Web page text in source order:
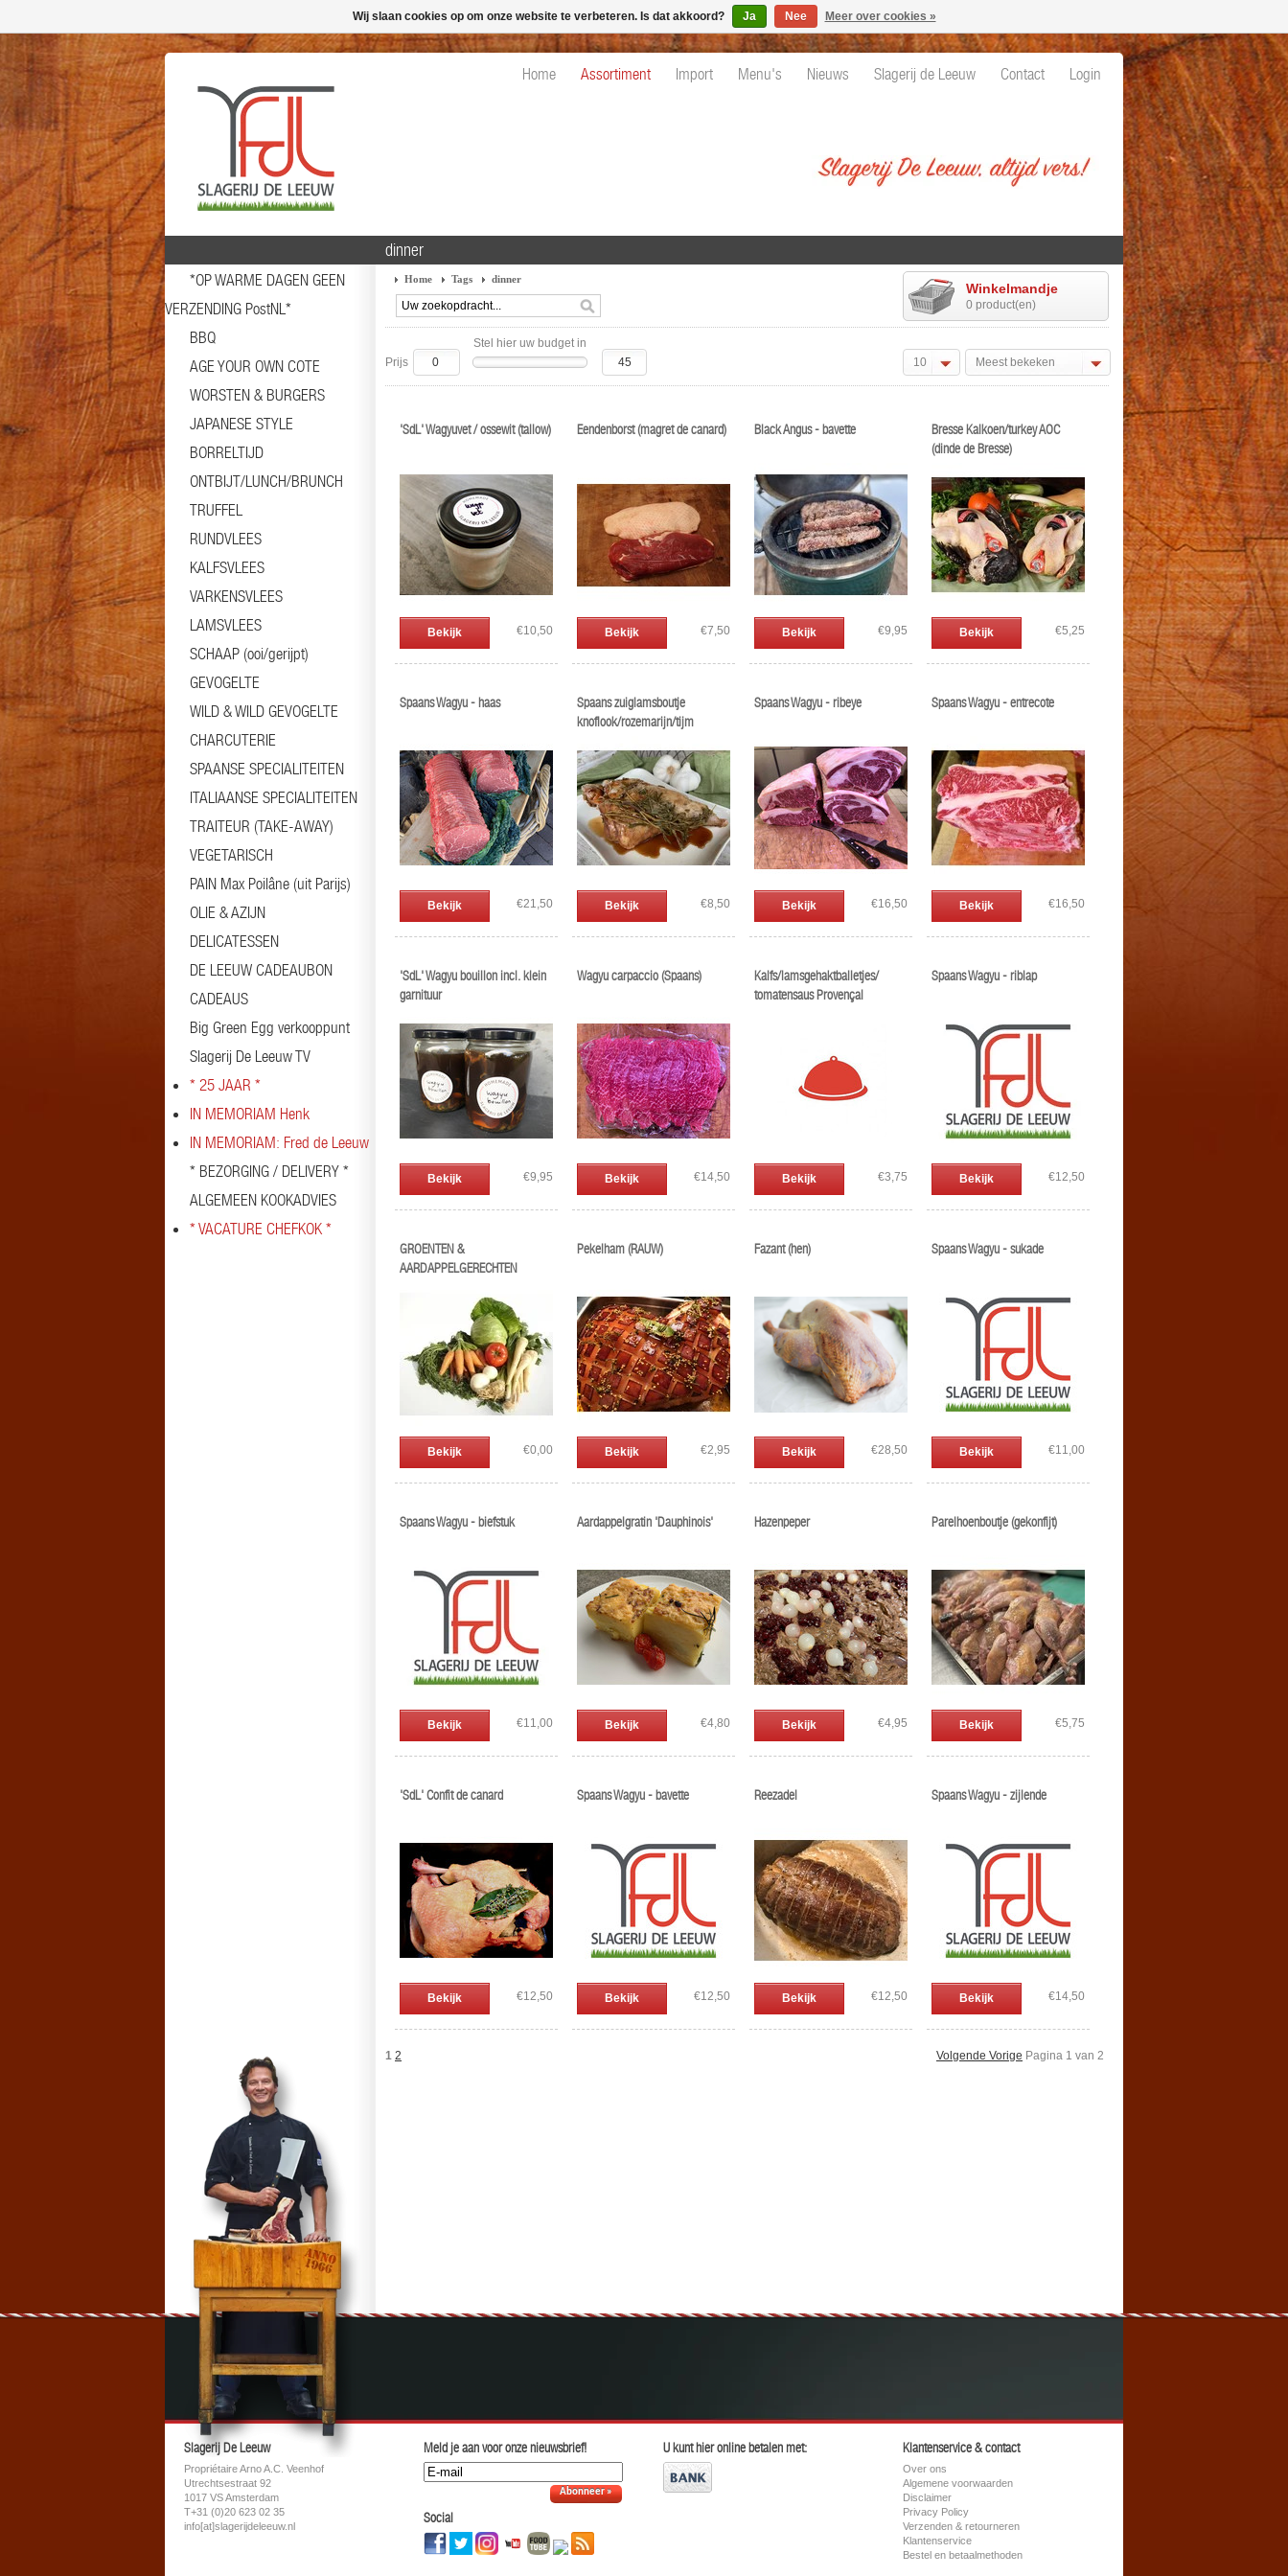
Home Assortiment Import Menu's Nieuws Slagerij de Leeuw Contact Login
*OP WARME DAGEN GEEN
VERZENDING PostNL*
BBQ
AGE YOUR OWN COTE
WORSTEN & BURGERS
JAPANESE STYLE
BORRELTIJD
ONTBIJT/LUNCH/BRUNCH
TRUFFEL
RUNDVLEES
KALFSVLEES
VARKENSVLEES
LAMSVLEES
SCHAAP (ooi/gerijpt)
GEVOGELTE
WILD & WILD GEVOGELTE
CHARCUTERIE
SPAANSE SPECIALITEITEN
ITALIAANSE SPECIALITEITEN
TRAITEUR (TAKE-AWAY)
VEGETARISCH
PAIN Max Poilâne (uit Parijs)
OLIE & AZIJN
DELICATESSEN
DE LEEUW CADEAUBON
CADEAUS
Big Green Egg verkooppunt
Slagerij De Leeuw TV
* 25 JAAR *
IN MEMORIAM Henk
IN MEMORIAM: Fred de Leeuw
* BEZORGING / DELIVERY *
ALGEMEEN KOOKADVIES
* VACATURE CHEFKOK *
dinner
Home Tags dinner
Winkelmandje
0 product(en)
Stel hier uw budget in
Prijs
10 Meest bekeken
'SdL' Wagyuvet / ossewit (tallow)
Bekijk €10,50
Eendenborst (magret de canard)
Bekijk €7,50
Black Angus - bavette
Bekijk €9,95
Bresse Kalkoen/turkey AOC
(dinde de Bresse)
Bekijk €5,25
Spaans Wagyu - haas
Bekijk €21,50
Spaans zuiglamsboutje
knoflook/rozemarijn/tijm
Bekijk €8,50
Spaans Wagyu - ribeye
Bekijk €16,50
Spaans Wagyu - entrecote
Bekijk €16,50
'SdL' Wagyu bouillon incl. klein
garnituur
Bekijk €9,95
Wagyu carpaccio (Spaans)
Bekijk €14,50
Kalfs/lamsgehaktballetjes/
tomatensaus Provençal
Bekijk €3,75
Spaans Wagyu - riblap
Bekijk €12,50
GROENTEN &
AARDAPPELGERECHTEN
Bekijk €0,00
Pekelham (RAUW)
Bekijk €2,95
Fazant (hen)
Bekijk €28,50
Spaans Wagyu - sukade
Bekijk €11,00
Spaans Wagyu - biefstuk
Bekijk €11,00
Aardappelgratin 'Dauphinois'
Bekijk €4,80
Hazenpeper
Bekijk €4,95
Parelhoenboutje (gekonfijt)
Bekijk €5,75
'SdL' Confit de canard
Bekijk €12,50
Spaans Wagyu - bavette
Bekijk €12,50
Reezadel
Bekijk €12,50
Spaans Wagyu - zijlende
Bekijk €14,50
1 2 Volgende Vorige Pagina 1 van 2
Slagerij De Leeuw
Propriétaire Arno A.C. Veenhof
Utrechtsestraat 92
1017 VS Amsterdam
T+31 (0)20 623 02 35
info[at]slagerijdeleeuw.nl
Meld je aan voor onze nieuwsbrief!
Abonneer »
Social
U kunt hier online betalen met: Klantenservice & contact
Over ons
Algemene voorwaarden
Disclaimer
Privacy Policy
Verzenden & retourneren
Klantenservice
Bestel en betaalmethoden
Wij slaan cookies op om onze website te verbeteren. Is dat akkoord? Ja Nee Meer over cookies »